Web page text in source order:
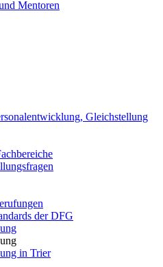
Mentoren
Gleichstellung
der DFG
in Trier